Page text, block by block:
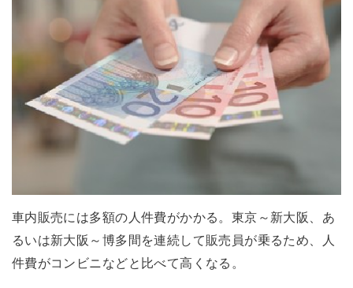
車内販売には多額の人件費がかかる。東京～新大阪、あ
るいは新大阪～博多間を連続して販売員が乗るため、人
件費がコンビニなどと比べて高くなる。